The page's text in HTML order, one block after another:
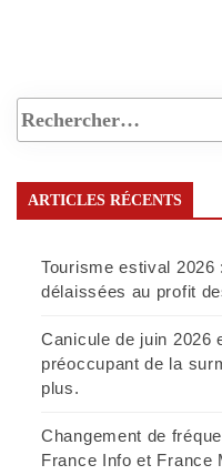
ARTICLES RÉCENTS
Tourisme estival 2026
délaissées au profit
Canicule de juin 2026
préoccupant de la
plus.
Changement de
France Info et France